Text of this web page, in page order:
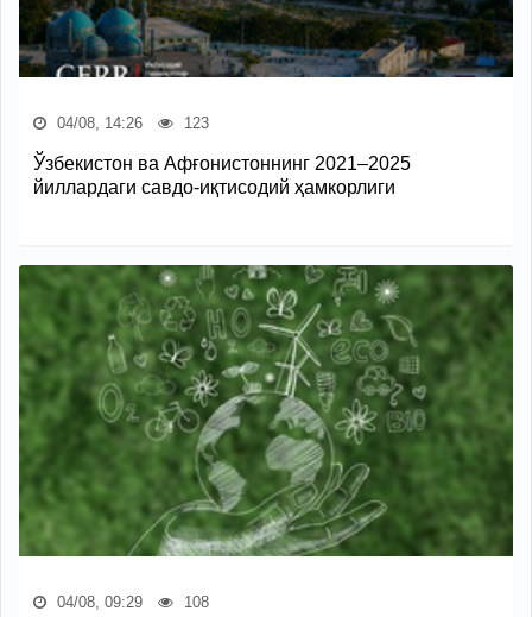
04/08, 14:26 123
Ўзбекистон ва Афғонистоннинг 2021–2025
йиллардаги савдо-иқтисодий ҳамкорлиги
04/08, 09:29 108